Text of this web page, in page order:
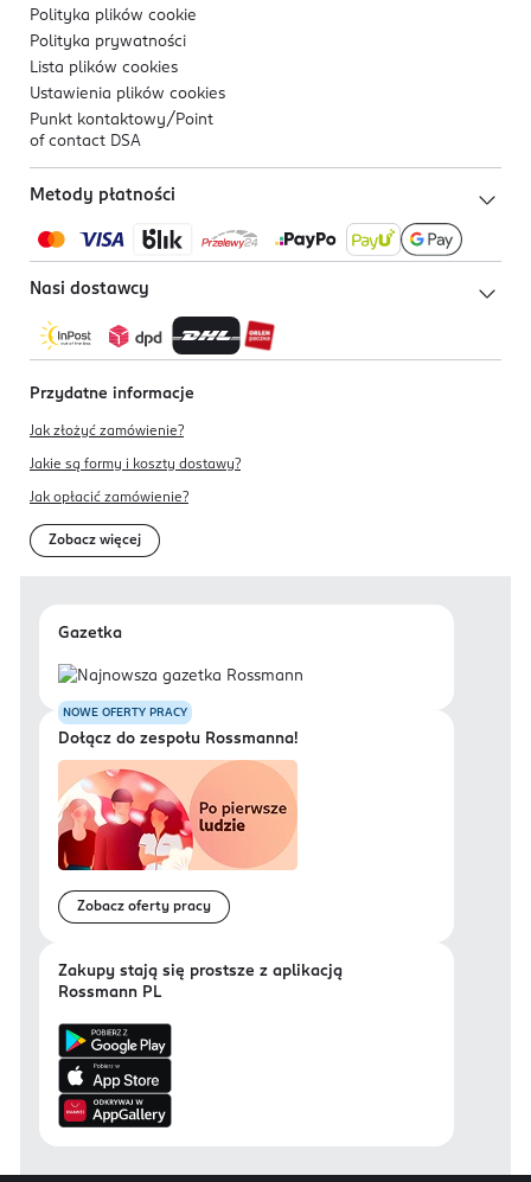
Polityka plików cookie
Polityka prywatności
Lista plików cookies
Ustawienia plików cookies
Punkt kontaktowy/ Point
of contact DSA
Metody płatności
Nasi dostawcy
Przydatne informacje
Jak złożyć zamówienie?
Jakie są formy i koszty dostawy?
Jak opłacić zamówienie?
Zobacz więcej
Gazetka
NOWE OFERTY PRACY
Dołącz do zespołu Rossmanna!
Zobacz oferty pracy
Zakupy stają się prostsze z aplikacją
Rossmann PL